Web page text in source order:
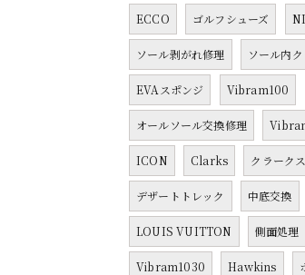
ECCO ゴルフシューズ
ソール剥がれ修理 ソール内
EVAスポンジ Vibram100
オールソール交換修理
ICON Clarks クラークス
デザートトレック 中底交換
LOUIS VUITTON 側面処理
Vibram1030 Hawkins